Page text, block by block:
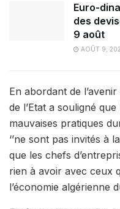
Euro-
des
9 août
AOÛT 9,
En abordant de
de l’Etat a souligné
mauvaises pratiques
‘’ne sont pas invités à
que les chefs
rien à avoir avec ceux
l’économie algérienne